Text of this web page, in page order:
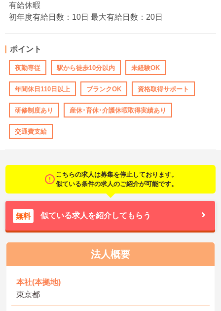
有給休暇
初年度有給日数：10日 最大有給日数：20日
ポイント
夜勤専従 駅から徒歩10分以内 未経験OK
年間休日110日以上 ブランクOK 資格取得サポート
研修制度あり 産休･育休･介護休暇取得実績あり
交通費支給
こちらの求人は募集を停止しております。
似ている条件の求人のご紹介が可能です。
無料 似ている求人を紹介してもらう
法人概要
本社(本拠地)
東京都